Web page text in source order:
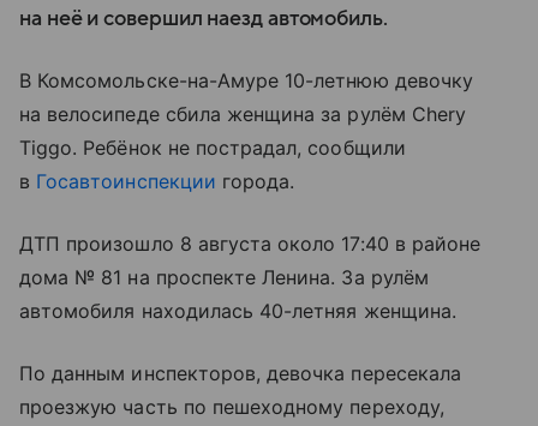
на неё и совершил наезд автомобиль.
В Комсомольске-на-Амуре 10-летнюю девочку
на велосипеде сбила женщина за рулём Chery
Tiggo. Ребёнок не пострадал, сообщили
в Госавтоинспекции города.
ДТП произошло 8 августа около 17:40 в районе
дома № 81 на проспекте Ленина. За рулём
автомобиля находилась 40-летняя женщина.
По данным инспекторов, девочка пересекала
проезжую часть по пешеходному переходу,